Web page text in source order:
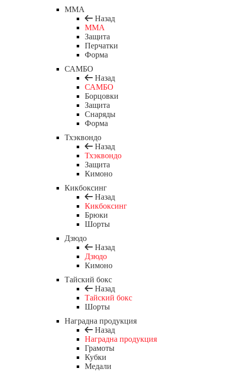
ММА
Назад
ММА
Защита
Перчатки
Форма
САМБО
Назад
САМБО
Борцовки
Защита
Снаряды
Форма
Тхэквондо
Назад
Тхэквондо
Защита
Кимоно
Кикбоксинг
Назад
Кикбоксинг
Брюки
Шорты
Дзюдо
Назад
Дзюдо
Кимоно
Тайский бокс
Назад
Тайский бокс
Шорты
Наградна продукция
Назад
Наградна продукция
Грамоты
Кубки
Медали